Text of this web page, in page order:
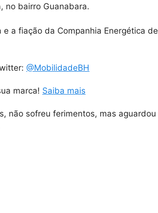
no bairro Guanabara.
a fiação da Companhia Energética de
@MobilidadeBH
marca! Saiba mais
não sofreu ferimentos, mas aguardou